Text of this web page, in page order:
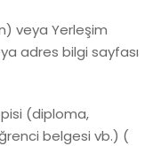
veya Yerleşim
adres bilgi sayfası
(diploma,
belgesi vb.) (